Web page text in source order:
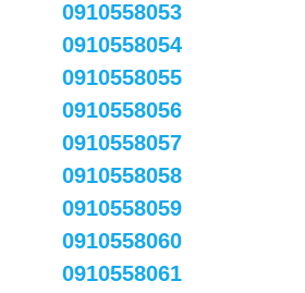
0910558053
0910558054
0910558055
0910558056
0910558057
0910558058
0910558059
0910558060
0910558061